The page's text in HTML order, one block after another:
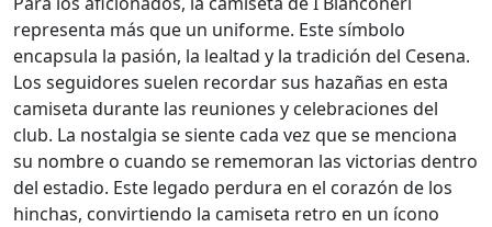
representa más que un uniforme. Este símbolo
encapsula la pasión, la lealtad y la tradición del Cesena.
Los seguidores suelen recordar sus hazañas en esta
camiseta durante las reuniones y celebraciones del
club. La nostalgia se siente cada vez que se menciona
su nombre o cuando se rememoran las victorias dentro
del estadio. Este legado perdura en el corazón de los
hinchas, convirtiendo la camiseta retro en un ícono